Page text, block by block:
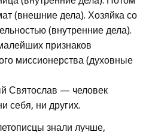
(внешние дела). Хозяйка со
(внутренние дела).
признаков
миссионерства (духовные
Святослав — человек
себя, ни других.
знали лучше,